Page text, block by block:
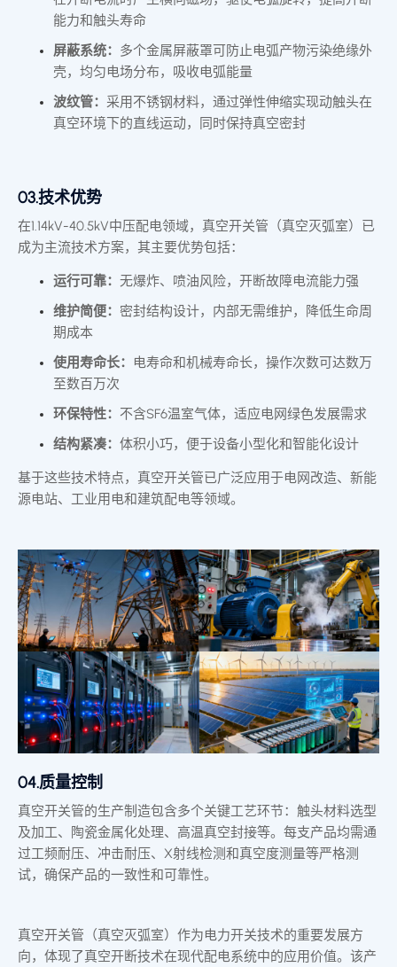
能力和触头寿命
屏蔽系统： 多个金属屏蔽罩可防止电弧产物污染绝缘外
壳，均匀电场分布，吸收电弧能量
波纹管： 采用不锈钢材料，通过弹性伸缩实现动触头在
真空环境下的直线运动，同时保持真空密封
03.技术优势
在1.14kV-40.5kV中压配电领域，真空开关管（真空灭弧室）已
成为主流技术方案，其主要优势包括：
运行可靠： 无爆炸、喷油风险，开断故障电流能力强
维护简便： 密封结构设计，内部无需维护，降低生命周
期成本
使用寿命长：
电寿命和机械寿命长，操作次数可达数万
至数百万次
环保特性： 不含SF6温室气体，适应电网绿色发展需求
结构紧凑： 体积小巧，便于设备小型化和智能化设计
基于这些技术特点，真空开关管已广泛应用于电网改造、新能
源电站、工业用电和建筑配电等领域。
04.质量控制
真空开关管的生产制造包含多个关键工艺环节：触头材料选型
及加工、陶瓷金属化处理、高温真空封接等。每支产品均需通
过工频耐压、冲击耐压、X射线检测和真空度测量等严格测
试，确保产品的一致性和可靠性。
真空开关管（真空灭弧室）作为电力开关技术的重要发展方
向，体现了真空开断技术在现代配电系统中的应用价值。该产